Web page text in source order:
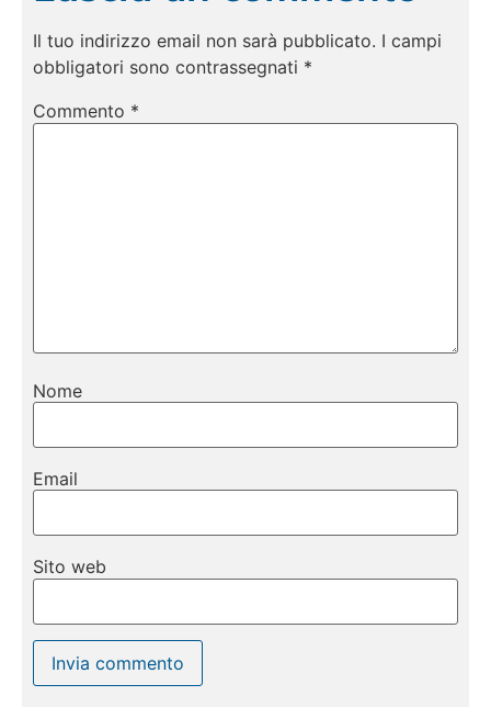
Il tuo indirizzo email non sarà pubblicato. I campi
obbligatori sono contrassegnati *
Commento *
Nome
Email
Sito web